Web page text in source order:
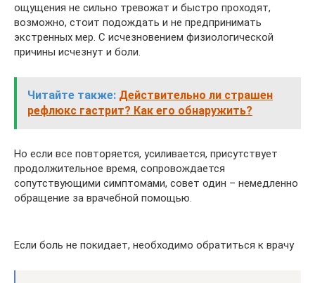
ощущения не сильно тревожат и быстро проходят,
возможно, стоит подождать и не предпринимать
экстренных мер. С исчезновением физиологической
причины исчезнут и боли.
Читайте также: Действительно ли страшен
рефлюкс гастрит? Как его обнаружить?
Но если все повторяется, усиливается, присутствует
продолжительное время, сопровождается
сопутствующими симптомами, совет один – немедленно
обращение за врачебной помощью.
Если боль не покидает, необходимо обратиться к врачу